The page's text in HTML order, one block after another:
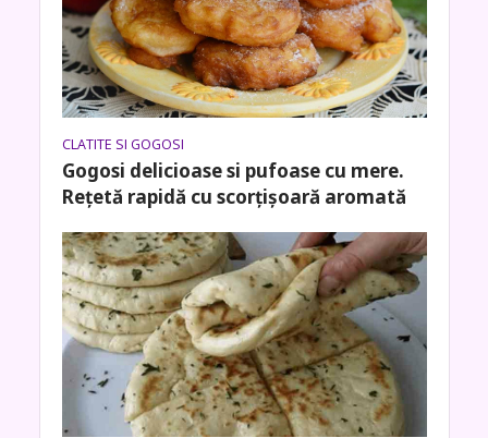
CLATITE SI GOGOSI
Gogosi delicioase si pufoase cu mere.
Rețetă rapidă cu scorțișoară aromată